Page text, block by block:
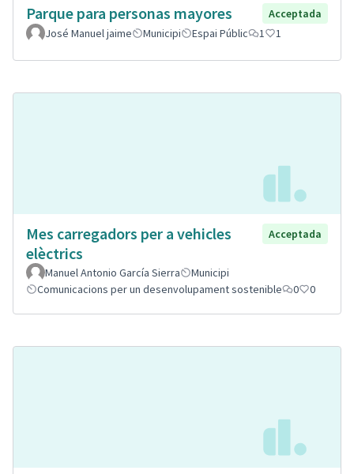
Parque para personas mayores
Acceptada
José Manuel jaime
Municipi Espai Públic 1 1
Mes carregadors per a vehicles
elèctrics
Acceptada
Manuel Antonio García Sierra
Municipi
Comunicacions per un desenvolupament sostenible
0 0